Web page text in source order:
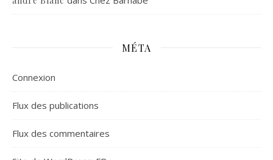
MÉTA
Connexion
Flux des publications
Flux des commentaires